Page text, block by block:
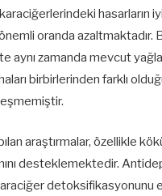
hasarların
önemli oranda
aynı zamanda mevcut
birbirlerinden farklı
araştırmalar, özellikle
desteklemektedir.